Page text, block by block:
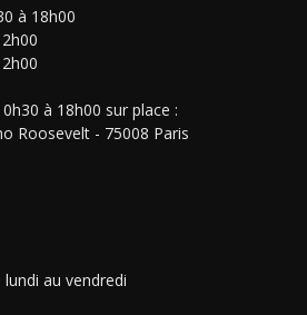
à 18h00
à 18h00 sur place :
Roosevelt - 75008 Paris
au vendredi